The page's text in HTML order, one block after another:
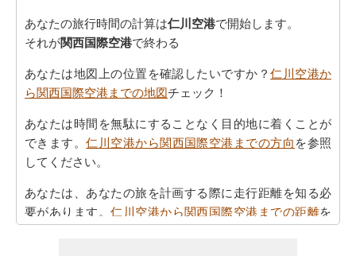
あなたの旅行時間の計算は仁川空港で開始します。
それが関西国際空港で終わる
あなたは地図上の位置を確認したいですか？仁川空港か
ら関西国際空港までの地図チェック！
あなたは時間を無駄にすることなく目的地に着くことが
できます。仁川空港から関西国際空港までの方向 を参照
してください。
あなたは、あなたの旅を計画する際に走行距離を知る必
要があります。仁川空港から関西国際空港までの距離を